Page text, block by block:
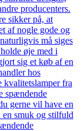
producenters.
sikker på, at
af nogle gode og
må siges
øje med i
sig et køb af en
hos
fra
spændende
gerne vil have en
smuk og stilfuld